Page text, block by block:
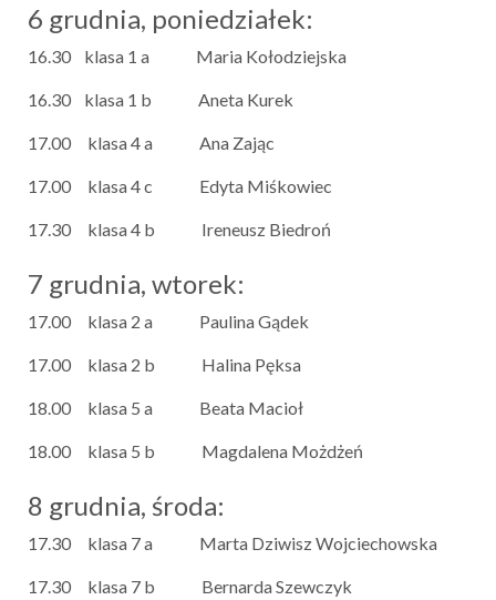
6 grudnia, poniedziałek:
16.30 klasa 1 a Maria Kołodziejska
16.30 klasa 1 b Aneta Kurek
17.00 klasa 4 a Ana Zając
17.00 klasa 4 c Edyta Miśkowiec
17.30 klasa 4 b Ireneusz Biedroń
7 grudnia, wtorek:
17.00 klasa 2 a Paulina Gądek
17.00 klasa 2 b Halina Pęksa
18.00 klasa 5 a Beata Macioł
18.00 klasa 5 b Magdalena Możdżeń
8 grudnia, środa:
17.30 klasa 7 a Marta Dziwisz Wojciechowska
17.30 klasa 7 b Bernarda Szewczyk